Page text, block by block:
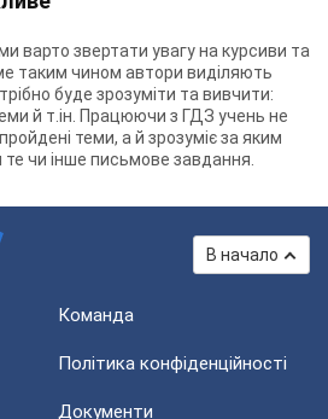
варто звертати увагу на курсиви та
таким чином автори виділяють
буде зрозуміти та вивчити:
й т.ін. Працюючи з ГДЗ учень не
теми, а й зрозуміє за яким
чи інше письмове завдання.
В начало
Команда
Політика конфіденційності
Документи